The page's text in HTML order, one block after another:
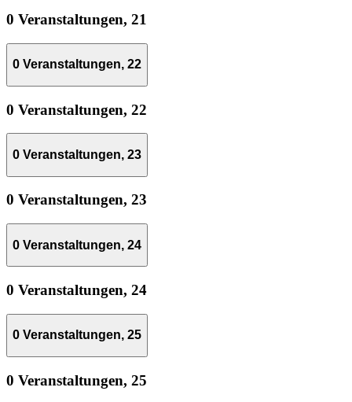
0 Veranstaltungen, 21
0 Veranstaltungen, 22
0 Veranstaltungen, 22
0 Veranstaltungen, 23
0 Veranstaltungen, 23
0 Veranstaltungen, 24
0 Veranstaltungen, 24
0 Veranstaltungen, 25
0 Veranstaltungen, 25